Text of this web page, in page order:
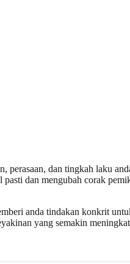
dan tingkah laku
dan mengubah corak
anda tindakan konkrit
yang semakin